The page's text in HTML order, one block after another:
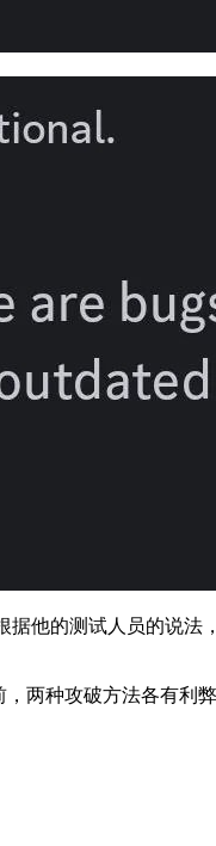
据他的测试人员的说法
两种攻破方法各有